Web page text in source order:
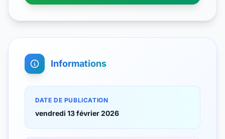
Informations
DATE DE PUBLICATION
vendredi 13 février 2026